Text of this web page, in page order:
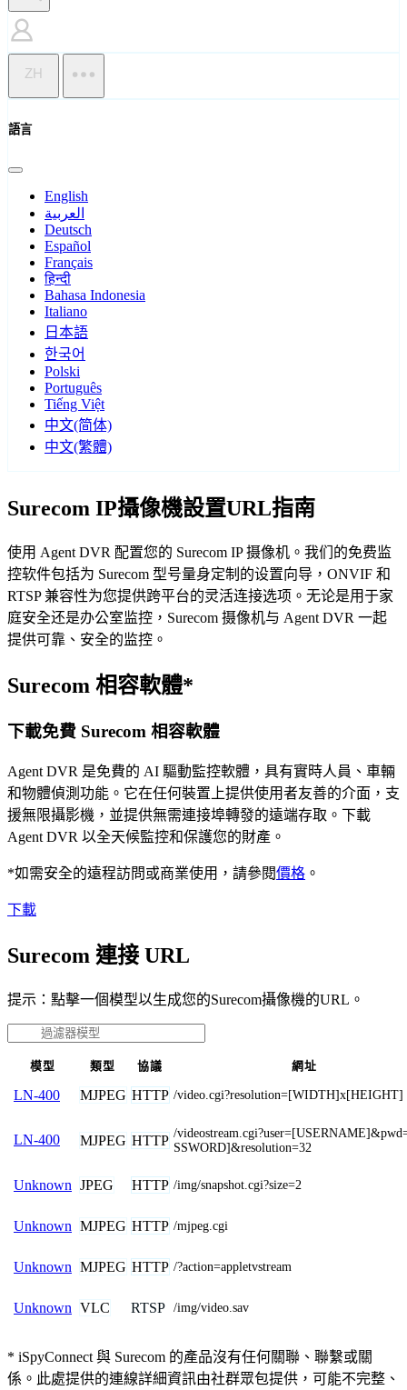
ZH
語言
English
العربية
Deutsch
Español
Français
हिन्दी
Bahasa Indonesia
Italiano
日本語
한국어
Polski
Português
Tiếng Việt
中文(简体)
中文(繁體)
Surecom IP攝像機設置URL指南
使用 Agent DVR 配置您的 Surecom IP 摄像机。我们的免费监
控软件包括为 Surecom 型号量身定制的设置向导，ONVIF 和
RTSP 兼容性为您提供跨平台的灵活连接选项。无论是用于家
庭安全还是办公室监控，Surecom 摄像机与 Agent DVR 一起
提供可靠、安全的监控。
Surecom 相容軟體*
下載免費 Surecom 相容軟體
Agent DVR 是免費的 AI 驅動監控軟體，具有實時人員、車輛
和物體偵測功能。它在任何裝置上提供使用者友善的介面，支
援無限攝影機，並提供無需連接埠轉發的遠端存取。下載
Agent DVR 以全天候監控和保護您的財產。
*如需安全的遠程訪問或商業使用，請參閱價格 。
下載
Surecom 連接 URL
提示：點擊一個模型以生成您的Surecom攝像機的URL。
模型 類型 協議 網址
LN-400 MJPEG HTTP /video.cgi?resolution=[WIDTH]x[HEIGHT]
LN-400 MJPEG HTTP /
SSWORD]&resolution=32
Unknown JPEG HTTP /img/snapshot.cgi?size=2
Unknown MJPEG HTTP /mjpeg.cgi
Unknown MJPEG HTTP /?action=appletvstream
Unknown VLC RTSP /img/video.sav
* iSpyConnect 與 Surecom 的產品沒有任何關聯、聯繫或關
係。此處提供的連線詳細資訊由社群眾包提供，可能不完整、